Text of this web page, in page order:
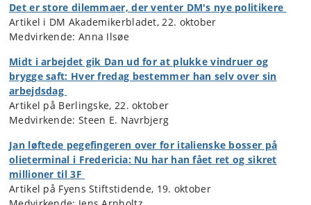
Det er store dilemmaer, der venter DM's nye politikere
Artikel i DM Akademikerbladet, 22. oktober
Medvirkende: Anna Ilsøe
Midt i arbejdet gik Dan ud for at plukke vindruer og
brygge saft: Hver fredag bestemmer han selv over sin
arbejdsdag
Artikel på Berlingske, 22. oktober
Medvirkende: Steen E. Navrbjerg
Jan løftede pegefingeren over for italienske bosser på
olieterminal i Fredericia: Nu har han fået ret og sikret
millioner til 3F
Artikel på Fyens Stiftstidende, 19. oktober